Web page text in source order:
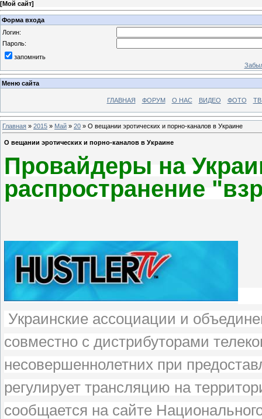
[Мой сайт]
Форма входа
Логин:
Пароль:
запомнить
Меню сайта
ГЛАВНАЯ ФОРУМ О НАС ВИДЕО ФОТО ТВ
Главная » 2015 » Май » 20 » О вещании эротических и порно-каналов в Украине
О вещании эротических и порно-каналов в Украине
Провайдеры на
распространение
Украинские ассоциации и
совместно с дистрибуторами
несовершеннолетних при
регулирует трансляцию на
сообщается на сайте